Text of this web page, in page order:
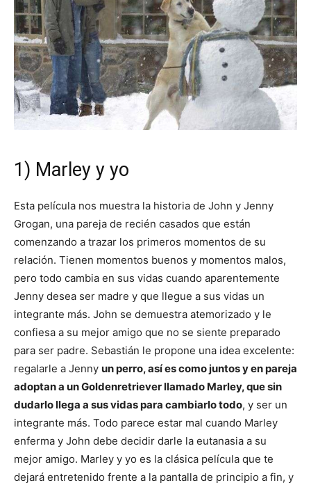
–
Fotos
Cachorros
1) Marley y yo
Esta película nos muestra la historia de John y Jenny
Grogan, una pareja de recién casados que están
comenzando a trazar los primeros momentos de su
relación. Tienen momentos buenos y momentos malos,
pero todo cambia en sus vidas cuando aparentemente
Jenny desea ser madre y que llegue a sus vidas un
integrante más. John se demuestra atemorizado y le
confiesa a su mejor amigo que no se siente preparado
para ser padre. Sebastián le propone una idea excelente:
regalarle a Jenny un perro, así es como juntos y en pareja
adoptan a un Goldenretriever llamado Marley, que sin
dudarlo llega a sus vidas para cambiarlo todo, y ser un
integrante más. Todo parece estar mal cuando Marley
enferma y John debe decidir darle la eutanasia a su
mejor amigo. Marley y yo es la clásica película que te
dejará entretenido frente a la pantalla de principio a fin, y